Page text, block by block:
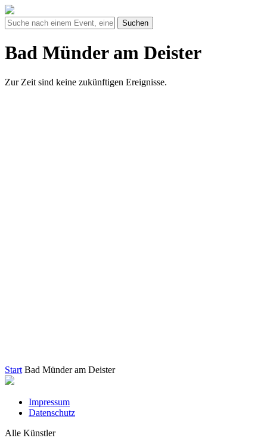
Suchen
Bad Münder am Deister
Zur Zeit sind keine zukünftigen Ereignisse.
Start Bad Münder am Deister
Impressum
Datenschutz
Alle Künstler